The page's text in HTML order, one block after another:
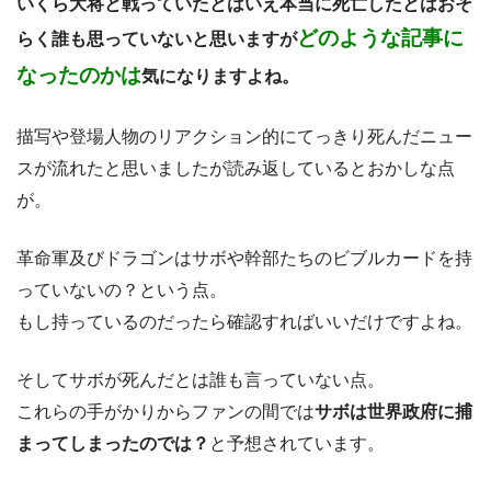
いくら大将と戦っていたとはいえ本当に死亡したとはおそ
らく誰も思っていないと思いますがどのような記事に
なったのかは気になりますよね。
描写や登場人物のリアクション的にてっきり死んだニュー
スが流れたと思いましたが読み返しているとおかしな点
が。
革命軍及びドラゴンはサボや幹部たちのビブルカードを持
っていないの？という点。
もし持っているのだったら確認すればいいだけですよね。
そしてサボが死んだとは誰も言っていない点。
これらの手がかりからファンの間ではサボは世界政府に捕
まってしまったのでは？ と予想されています。